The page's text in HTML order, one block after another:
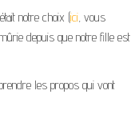
notre choix (ici, vous
depuis que notre fille est
les propos qui vont